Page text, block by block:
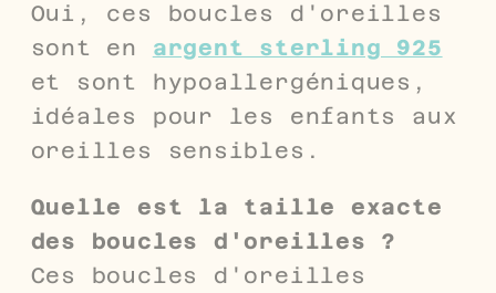
Oui, ces boucles d'oreilles
sont en argent sterling 925
et sont hypoallergéniques,
idéales pour les enfants aux
oreilles sensibles.
Quelle est la taille exacte
des boucles d'oreilles ?
Ces boucles d'oreilles